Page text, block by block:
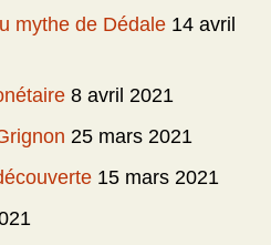
mythe de Dédale 14 avril
8 avril 2021
25 mars 2021
15 mars 2021